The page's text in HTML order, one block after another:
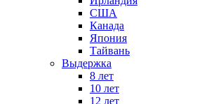
США
Канада
Япония
Тайвань
Выдержка
8 лет
10 лет
12 лет